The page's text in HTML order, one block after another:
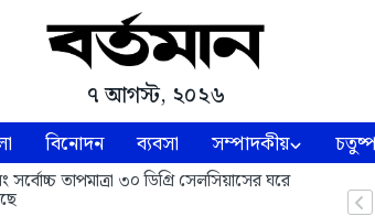
৭ আগস্ট, ২০২৬
বিনোদন ব্যবসা সম্পাদকীয়
তাপমাত্রা ৩০ ডিগ্রি সেলসিয়াসের ঘরে